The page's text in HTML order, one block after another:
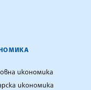
икономика
икономика